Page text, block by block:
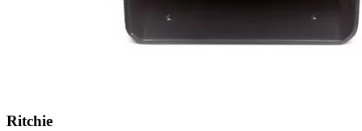
Ritchie